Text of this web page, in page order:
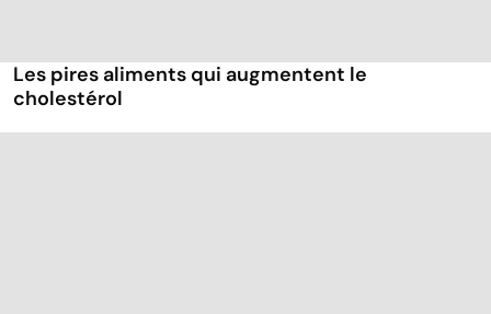
Les pires aliments qui augmentent le
cholestérol